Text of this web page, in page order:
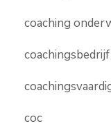
coaching
coachingsbedrijf
coc